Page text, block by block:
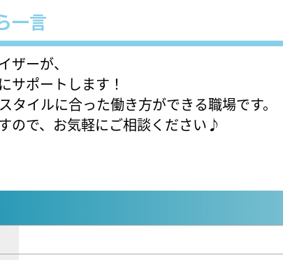
一言
ザーが、
サポートします！
タイルに合った働き方ができる職場です。
ので、お気軽にご相談ください♪